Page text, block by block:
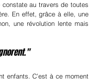
au travers de toutes
En effet, grâce à elle, une
une révolution lente mais